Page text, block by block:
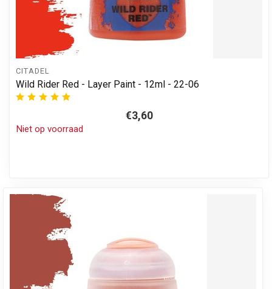
CITADEL
Wild Rider Red - Layer Paint - 12ml - 22-06
€3,60
Niet op voorraad